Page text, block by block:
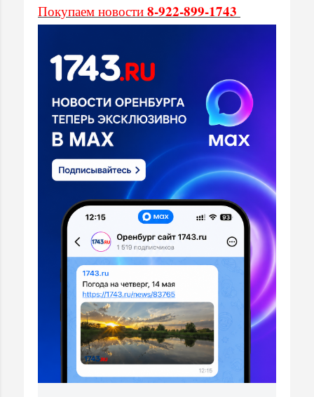
Покупаем новости 8-922-899-1743